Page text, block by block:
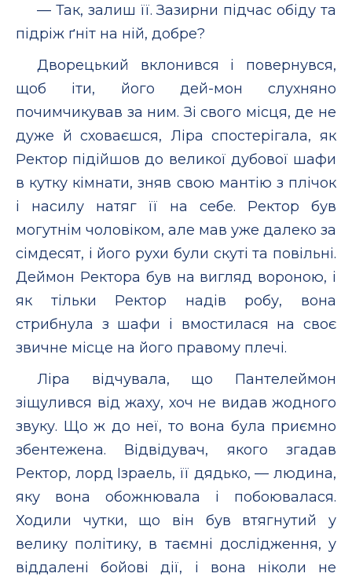
— Так, залиш її. Зазирни підчас обіду та
підріж ґніт на ній, добре?
Дворецький вклонився і повернувся,
щоб іти, його дей-мон слухняно
почимчикував за ним. Зі свого місця, де не
дуже й сховаєшся, Ліра спостерігала, як
Ректор підійшов до великої дубової шафи
в кутку кімнати, зняв свою мантію з плічок
і насилу натяг її на себе. Ректор був
могутнім чоловіком, але мав уже далеко за
сімдесят, і його рухи були скуті та повільні.
Деймон Ректора був на вигляд вороною, і
як тільки Ректор надів робу, вона
стрибнула з шафи і вмостилася на своє
звичне місце на його правому плечі.
Ліра відчувала, що Пантелеймон
зіщулився від жаху, хоч не видав жодного
звуку. Що ж до неї, то вона була приємно
збентежена. Відвідувач, якого згадав
Ректор, лорд Ізраель, її дядько, — людина,
яку вона обожнювала і побоювалася.
Ходили чутки, що він був втягнутий у
велику політику, в таємні дослідження, у
віддалені бойові дії, і вона ніколи не